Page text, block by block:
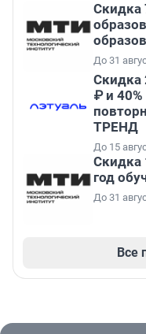
Скидка
До 31
Скидка
₽ и
ТРЕНД
До 15
Скидка
год
До 31
Все